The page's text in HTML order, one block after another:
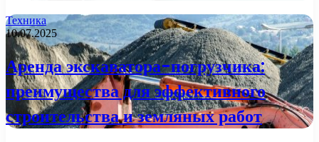
Техника
10.07.2025
Аренда экскаватора-погрузчика:
преимущества для эффективного
строительства и земляных работ